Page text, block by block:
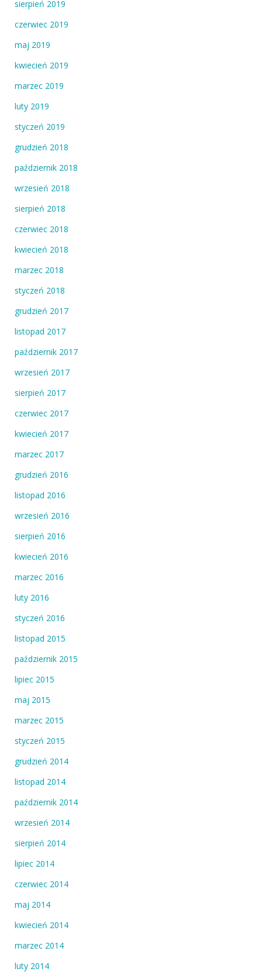
sierpień 2019
czerwiec 2019
maj 2019
kwiecień 2019
marzec 2019
luty 2019
styczeń 2019
grudzień 2018
październik 2018
wrzesień 2018
sierpień 2018
czerwiec 2018
kwiecień 2018
marzec 2018
styczeń 2018
grudzień 2017
listopad 2017
październik 2017
wrzesień 2017
sierpień 2017
czerwiec 2017
kwiecień 2017
marzec 2017
grudzień 2016
listopad 2016
wrzesień 2016
sierpień 2016
kwiecień 2016
marzec 2016
luty 2016
styczeń 2016
listopad 2015
październik 2015
lipiec 2015
maj 2015
marzec 2015
styczeń 2015
grudzień 2014
listopad 2014
październik 2014
wrzesień 2014
sierpień 2014
lipiec 2014
czerwiec 2014
maj 2014
kwiecień 2014
marzec 2014
luty 2014